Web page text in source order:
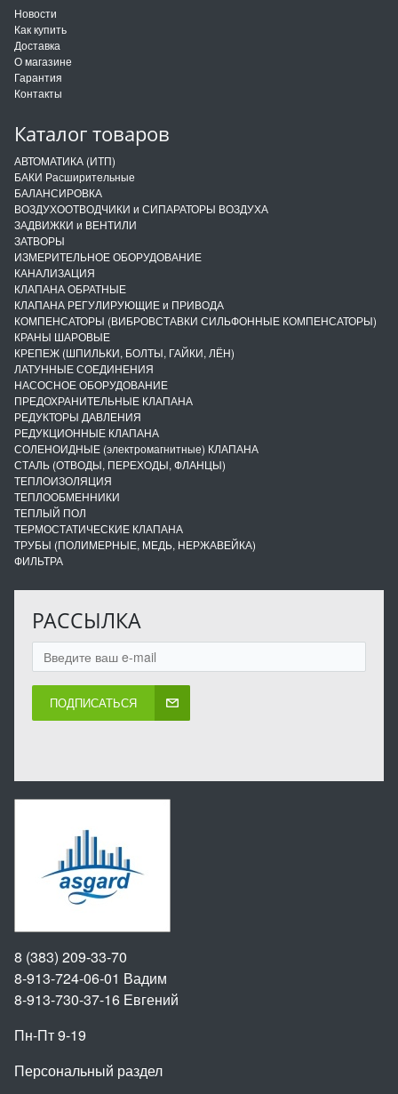
Новости
Как купить
Доставка
О магазине
Гарантия
Контакты
Каталог товаров
АВТОМАТИКА (ИТП)
БАКИ Расширительные
БАЛАНСИРОВКА
ВОЗДУХООТВОДЧИКИ и СИПАРАТОРЫ ВОЗДУХА
ЗАДВИЖКИ и ВЕНТИЛИ
ЗАТВОРЫ
ИЗМЕРИТЕЛЬНОЕ ОБОРУДОВАНИЕ
КАНАЛИЗАЦИЯ
КЛАПАНА ОБРАТНЫЕ
КЛАПАНА РЕГУЛИРУЮЩИЕ и ПРИВОДА
КОМПЕНСАТОРЫ (ВИБРОВСТАВКИ СИЛЬФОННЫЕ КОМПЕНСАТОРЫ)
КРАНЫ ШАРОВЫЕ
КРЕПЕЖ (ШПИЛЬКИ, БОЛТЫ, ГАЙКИ, ЛЁН)
ЛАТУННЫЕ СОЕДИНЕНИЯ
НАСОСНОЕ ОБОРУДОВАНИЕ
ПРЕДОХРАНИТЕЛЬНЫЕ КЛАПАНА
РЕДУКТОРЫ ДАВЛЕНИЯ
РЕДУКЦИОННЫЕ КЛАПАНА
СОЛЕНОИДНЫЕ (электромагнитные) КЛАПАНА
СТАЛЬ (ОТВОДЫ, ПЕРЕХОДЫ, ФЛАНЦЫ)
ТЕПЛОИЗОЛЯЦИЯ
ТЕПЛООБМЕННИКИ
ТЕПЛЫЙ ПОЛ
ТЕРМОСТАТИЧЕСКИЕ КЛАПАНА
ТРУБЫ (ПОЛИМЕРНЫЕ, МЕДЬ, НЕРЖАВЕЙКА)
ФИЛЬТРА
РАССЫЛКА
ПОДПИСАТЬСЯ
8 (383) 209-33-70
8-913-724-06-01 Вадим
8-913-730-37-16 Евгений
Пн-Пт 9-19
Персональный раздел